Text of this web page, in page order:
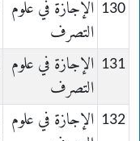
130 الإجازة في علوم
التصرف
131 الإجازة في علوم
التصرف
132 الإجازة في علوم